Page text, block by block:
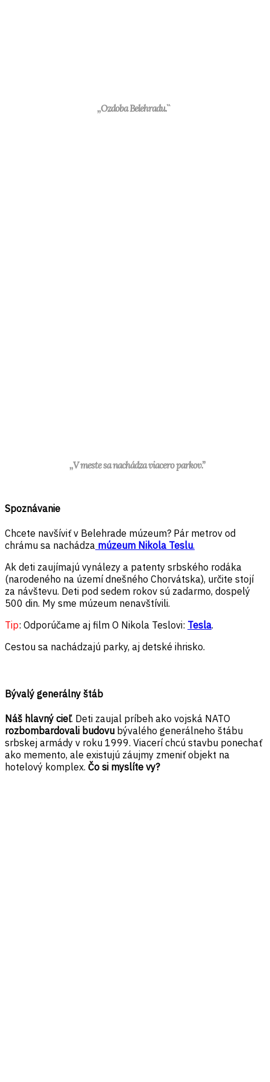
,,Ozdoba Belehradu.``
,,V meste sa nachádza viacero parkov.”
Spoznávanie
Chcete navšíviť v Belehrade múzeum? Pár metrov od
chrámu sa nachádza múzeum Nikola Teslu.
Ak deti zaujímajú vynálezy a patenty srbského rodáka
(narodeného na území dnešného Chorvátska), určite stojí
za návštevu. Deti pod sedem rokov sú zadarmo, dospelý
500 din. My sme múzeum nenavštívili.
Tip: Odporúčame aj film O Nikola Teslovi: Tesla.
Cestou sa nachádzajú parky, aj detské ihrisko.
Bývalý generálny štáb
Náš hlavný cieľ. Deti zaujal príbeh ako vojská NATO
rozbombardovali budovu bývalého generálneho štábu
srbskej armády v roku 1999. Viacerí chcú stavbu ponechať
ako memento, ale existujú záujmy zmeniť objekt na
hotelový komplex. Čo si myslíte vy?